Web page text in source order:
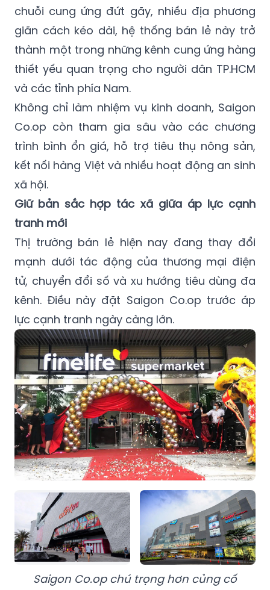
chuỗi cung ứng đứt gãy, nhiều địa phương
giãn cách kéo dài, hệ thống bán lẻ này trở
thành một trong những kênh cung ứng hàng
thiết yếu quan trọng cho người dân TP.HCM
và các tỉnh phía Nam.
Không chỉ làm nhiệm vụ kinh doanh, Saigon
Co.op còn tham gia sâu vào các chương
trình bình ổn giá, hỗ trợ tiêu thụ nông sản,
kết nối hàng Việt và nhiều hoạt động an sinh
xã hội.
Giữ bản sắc hợp tác xã giữa áp lực cạnh
tranh mới
Thị trường bán lẻ hiện nay đang thay đổi
mạnh dưới tác động của thương mại điện
tử, chuyển đổi số và xu hướng tiêu dùng đa
kênh. Điều này đặt Saigon Co.op trước áp
lực cạnh tranh ngày càng lớn.
Saigon Co.op chú trọng hơn củng cố